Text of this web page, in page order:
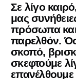
Σε λίγο
μας
πρόσωπα και
παρελθόν.
σκοπό,
σκεφτούμε
επανέλθουμε